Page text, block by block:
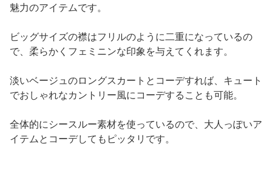
魅力のアイテムです。
ビッグサイズの襟はフリルのように二重になっているの
で、柔らかくフェミニンな印象を与えてくれます。
淡いベージュのロングスカートとコーデすれば、キュート
でおしゃれなカントリー風にコーデすることも可能。
全体的にシースルー素材を使っているので、大人っぽいア
イテムとコーデしてもピッタリです。